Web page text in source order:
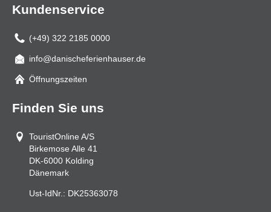
Kundenservice
(+49) 322 2185 0000
Mail
info@danischeferienhauser.de
Öffnungszeiten
Finden Sie uns
TouristOnline A/S
Birkemose Alle 41
DK-6000 Kolding
Dänemark
Ust-IdNr.: DK25363078